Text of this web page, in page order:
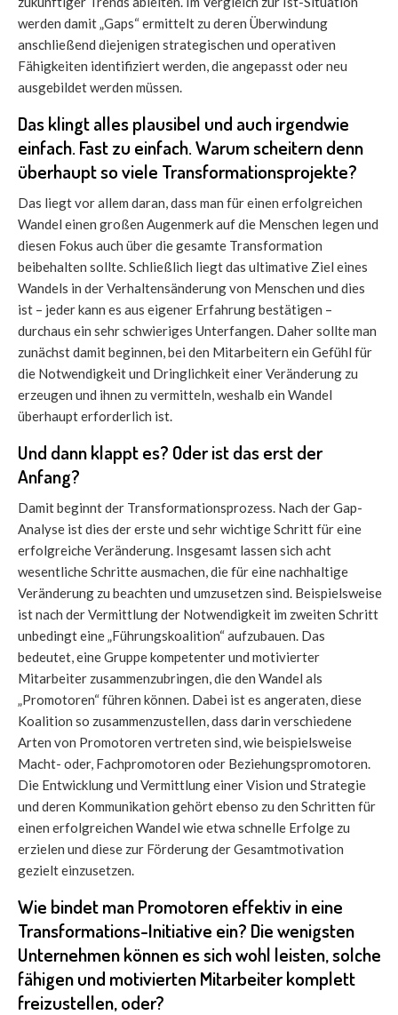
werden damit „Gaps“ ermittelt zu deren Überwindung
anschließend diejenigen strategischen und operativen
Fähigkeiten identifiziert werden, die angepasst oder neu
ausgebildet werden müssen.
Das klingt alles plausibel und auch irgendwie
einfach. Fast zu einfach. Warum scheitern denn
überhaupt so viele Transformationsprojekte?
Das liegt vor allem daran, dass man für einen erfolgreichen
Wandel einen großen Augenmerk auf die Menschen legen und
diesen Fokus auch über die gesamte Transformation
beibehalten sollte. Schließlich liegt das ultimative Ziel eines
Wandels in der Verhaltensänderung von Menschen und dies
ist – jeder kann es aus eigener Erfahrung bestätigen –
durchaus ein sehr schwieriges Unterfangen. Daher sollte man
zunächst damit beginnen, bei den Mitarbeitern ein Gefühl für
die Notwendigkeit und Dringlichkeit einer Veränderung zu
erzeugen und ihnen zu vermitteln, weshalb ein Wandel
überhaupt erforderlich ist.
Und dann klappt es? Oder ist das erst der
Anfang?
Damit beginnt der Transformationsprozess. Nach der Gap-
Analyse ist dies der erste und sehr wichtige Schritt für eine
erfolgreiche Veränderung. Insgesamt lassen sich acht
wesentliche Schritte ausmachen, die für eine nachhaltige
Veränderung zu beachten und umzusetzen sind. Beispielsweise
ist nach der Vermittlung der Notwendigkeit im zweiten Schritt
unbedingt eine „Führungskoalition“ aufzubauen. Das
bedeutet, eine Gruppe kompetenter und motivierter
Mitarbeiter zusammenzubringen, die den Wandel als
„Promotoren“ führen können. Dabei ist es angeraten, diese
Koalition so zusammenzustellen, dass darin verschiedene
Arten von Promotoren vertreten sind, wie beispielsweise
Macht- oder, Fachpromotoren oder Beziehungspromotoren.
Die Entwicklung und Vermittlung einer Vision und Strategie
und deren Kommunikation gehört ebenso zu den Schritten für
einen erfolgreichen Wandel wie etwa schnelle Erfolge zu
erzielen und diese zur Förderung der Gesamtmotivation
gezielt einzusetzen.
Wie bindet man Promotoren effektiv in eine
Transformations-Initiative ein? Die wenigsten
Unternehmen können es sich wohl leisten, solche
fähigen und motivierten Mitarbeiter komplett
freizustellen, oder?